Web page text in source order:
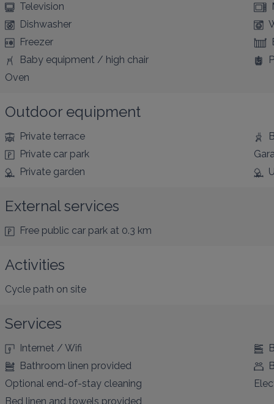
Television
Dishwasher
Freezer
Baby equipment / high chair
Oven
Outdoor equipment
Private terrace
Private car park
Private garden
External services
Free public car park at 0.3 km
Activities
Cycle path on site
Services
Internet / Wifi
Bathroom linen provided
Optional end-of-stay cleaning
Bed linen and towels provided